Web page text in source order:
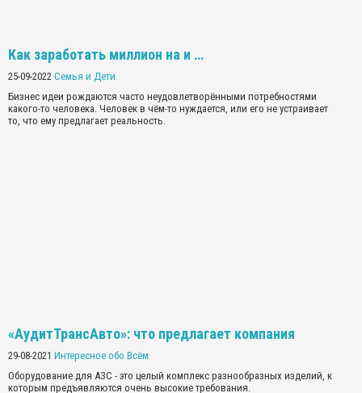
Как заработать миллион на и …
25-09-2022 Семья и Дети
Бизнес идеи рождаются часто неудовлетворёнными потребностями
какого-то человека. Человек в чём-то нуждается, или его не устраивает
то, что ему предлагает реальность.
«АудитТрансАвто»: что предлагает компания
29-08-2021 Интересное обо Всём
Оборудование для АЗС - это целый комплекс разнообразных изделий, к
которым предъявляются очень высокие требования.